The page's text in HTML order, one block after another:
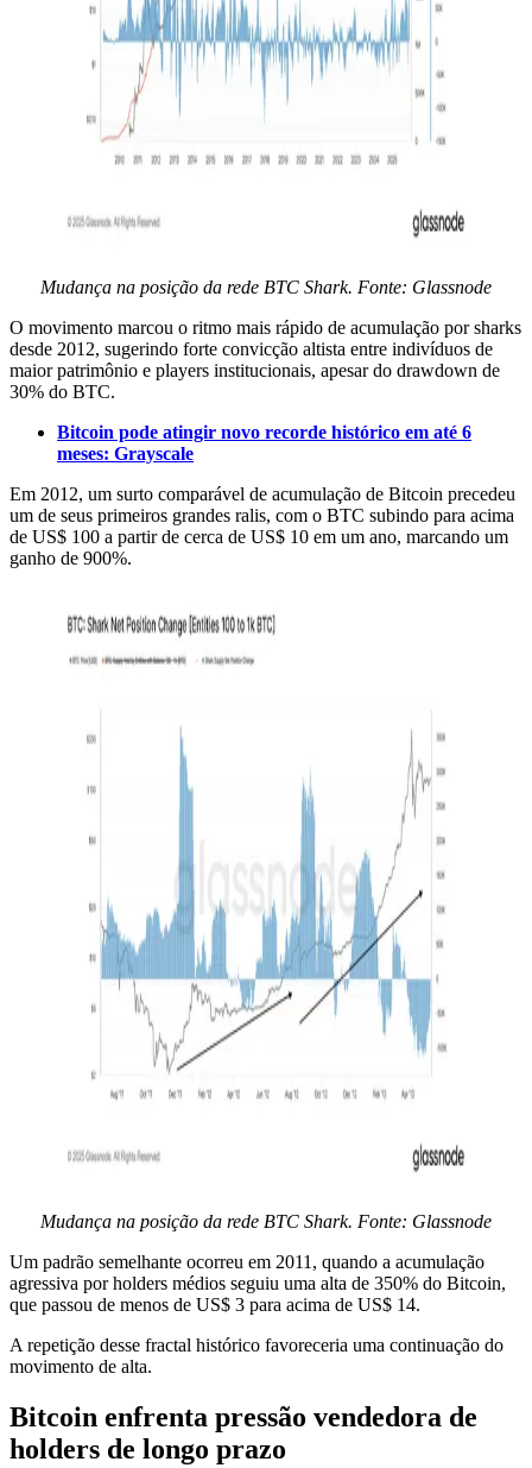
Mudança na posição da rede BTC Shark. Fonte: Glassnode
O movimento marcou o ritmo mais rápido de acumulação por sharks
desde 2012, sugerindo forte convicção altista entre indivíduos de
maior patrimônio e players institucionais, apesar do drawdown de
30% do BTC.
Bitcoin pode atingir novo recorde histórico em até 6
meses: Grayscale
Em 2012, um surto comparável de acumulação de Bitcoin precedeu
um de seus primeiros grandes ralis, com o BTC subindo para acima
de US$ 100 a partir de cerca de US$ 10 em um ano, marcando um
ganho de 900%.
Mudança na posição da rede BTC Shark. Fonte: Glassnode
Um padrão semelhante ocorreu em 2011, quando a acumulação
agressiva por holders médios seguiu uma alta de 350% do Bitcoin,
que passou de menos de US$ 3 para acima de US$ 14.
A repetição desse fractal histórico favoreceria uma continuação do
movimento de alta.
Bitcoin enfrenta pressão vendedora de
holders de longo prazo